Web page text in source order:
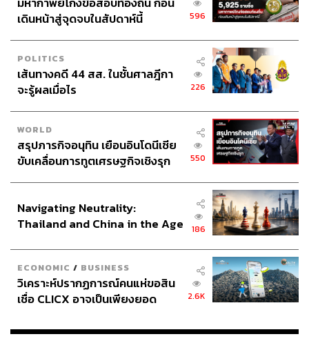
เดินหน้าสู่จุดจบในสัปดาห์นี้
596
POLITICS
เส้นทางคดี 44 สส. ในชั้นศาลฎีกา
จะรู้ผลเมื่อไร
226
WORLD
สรุปภารกิจอนุทิน เยือนอินโดนีเซีย
ขับเคลื่อนการทูตเศรษฐกิจเชิงรุก
550
Navigating Neutrality:
Thailand and China in the Age
186
ECONOMIC / BUSINESS
วิเคราะห์ปรากฏการณ์คนแห่ขอสิน
เชื่อ CLICX อาจเป็นเพียงยอด
เรือนไทยที่ถูกซุกไว้
2.6K